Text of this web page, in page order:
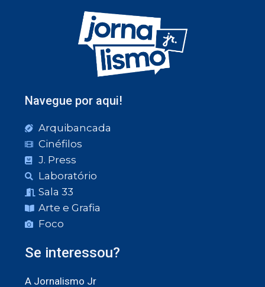
Navegue por aqui!
Arquibancada
Cinéfilos
J. Press
Laboratório
Sala 33
Arte e Grafia
Foco
Se interessou?
A Jornalismo Jr